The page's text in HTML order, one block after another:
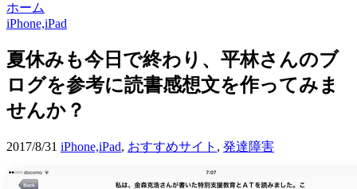
ホーム
iPhone,iPad
夏休みも今日で終わり、平林さんのブ
ログを参考に読書感想文を作ってみま
せんか？
2017/8/31 iPhone,iPad, おすすめサイト , 発達障害